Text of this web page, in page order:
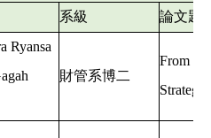
系級 論文題
Ryansa
財管系博二
From